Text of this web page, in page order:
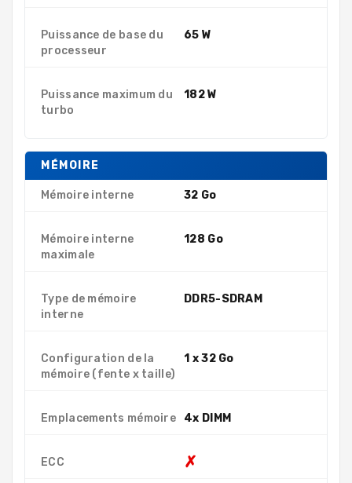
Puissance de base du
processeur
65 W
Puissance maximum du
turbo
182 W
MÉMOIRE
Mémoire interne 32 Go
Mémoire interne
maximale
128 Go
Type de mémoire
interne
DDR5-SDRAM
Configuration de la
mémoire (fente x taille)
1 x 32 Go
Emplacements mémoire 4x DIMM
ECC ✗